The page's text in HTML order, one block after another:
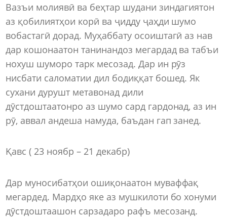
Вазъи молиявӣ ва беҳтар шудани зиндагиятон
аз қобилиятҳои корӣ ва ҷидду ҷаҳди шумо
вобастагӣ дорад. Муҳаббату осоиштагӣ аз нав
дар кошонаатон танинандоз мегардад ва табъи
нохуш шуморо тарк месозад. Дар ин рӯз
нисбати саломатии дил бодиққат бошед. Як
сухани дурушт метавонад дили
дӯстдоштаатонро аз шумо сард гардонад, аз ин
рӯ, аввал андеша намуда, баъдан гап занед.
Қавс ( 23 ноябр – 21 декабр)
Дар муносибатҳои ошиқонаатон муваффақ
мегардед. Мардҳо яке аз мушкилоти бо хонуми
дӯстдоштаашон сарзадаро рафъ месозанд.